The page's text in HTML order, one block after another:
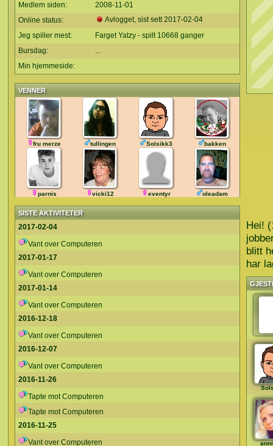
Medlem siden:
2008-11-01
Online status:
Avlogget, sist sett2017-02-04
Jeg spiller mest:
Farget Yatzy - spilt 10668 ganger
Bursdag:
...
Min hjemmeside:
VENNER
fru merze tullingen Solsikk3 bakken
parnis vicki12 eventyr oleadam
SISTE AKTIVITETER
2017-02-04
Vant over Computeren
2017-01-17
Vant over Computeren
2017-01-14
Vant over Computeren
2016-12-18
Vant over Computeren
2016-12-07
Vant over Computeren
2016-11-26
Tapte mot Computeren
Tapte mot Computeren
2016-11-25
Vant over Computeren
Hei!
blitt
har